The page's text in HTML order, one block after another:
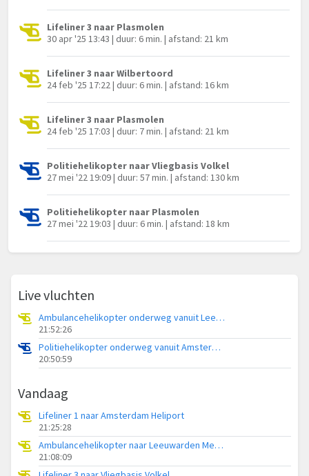
Lifeliner 3 naar Plasmolen
30 apr '25 13:43 | duur: 6 min. | afstand: 21 km
Lifeliner 3 naar Wilbertoord
24 feb '25 17:22 | duur: 6 min. | afstand: 16 km
Lifeliner 3 naar Plasmolen
24 feb '25 17:03 | duur: 7 min. | afstand: 21 km
Politiehelikopter naar Vliegbasis Volkel
27 mei '22 19:09 | duur: 57 min. | afstand: 130 km
Politiehelikopter naar Plasmolen
27 mei '22 19:03 | duur: 6 min. | afstand: 18 km
Live vluchten
Ambulancehelikopter onderweg vanuit Leeuwarden Medical Center Heliport
21:52:26
Politiehelikopter onderweg vanuit Amsterdam Vliegveld Schiphol
20:50:59
Vandaag
Lifeliner 1 naar Amsterdam Heliport
21:25:28
Ambulancehelikopter naar Leeuwarden Medical Center Heliport
21:08:09